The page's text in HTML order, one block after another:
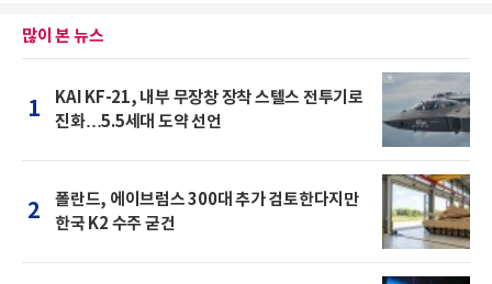
많이 본 뉴스
1
KAI KF-21, 내부 무장창 장착 스텔스 전투기로
진화…5.5세대 도약 선언
2
폴란드, 에이브럼스 300대 추가 검토한다지만
한국 K2 수주 굳건